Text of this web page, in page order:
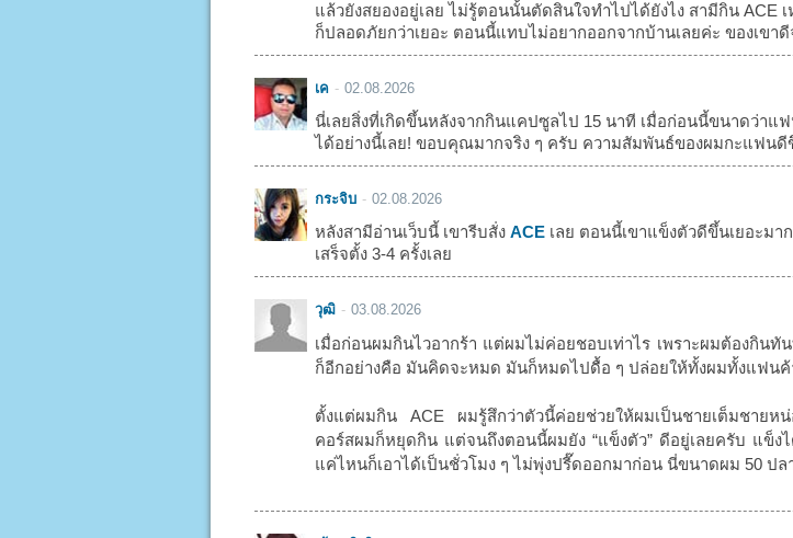
แล้วยังสยองอยู่เลย ไม่รู้ตอนนั้นตัดสินใจทำไปได้ยังไง สามีกิน ACE
ก็ปลอดภัยกว่าเยอะ ตอนนี้แทบไม่อยากออกจากบ้านเลยค่ะ ของเขาดี
เค 02.08.2026
นี่เลยสิ่งที่เกิดขึ้นหลังจากกินแคปซูลไป 15 นาที เมื่อก่อนนี้ขนาดว่าแ
ได้อย่างนี้เลย! ขอบคุณมากจริง ๆ ครับ ความสัมพันธ์ของผมกะแฟนดี
กระจิบ 02.08.2026
หลังสามีอ่านเว็บนี้ เขารีบสั่ง ACEเลย ตอนนี้เขาแข็งตัวดีขึ้นเยอะมา
เสร็จตั้ง 3-4 ครั้งเลย
วุฒิ 03.08.2026
เมื่อก่อนผมกินไวอากร้า แต่ผมไม่ค่อยชอบเท่าไร เพราะผมต้องกินทั
ก็อีกอย่างคือ มันคิดจะหมด มันก็หมดไปดื้อ ๆ ปล่อยให้ทั้งผมทั้งแฟนค้
ตั้งแต่ผมกิน ACE ผมรู้สึกว่าตัวนี้ค่อยช่วยให้ผมเป็นชายเต็มชายห
คอร์สผมก็หยุดกิน แต่จนถึงตอนนี้ผมยัง “แข็งตัว” ดีอยู่เลยครับ แข็ง
แค่ไหนก็เอาได้เป็นชั่วโมง ๆ ไม่พุ่งปรี๊ดออกมาก่อน นี่ขนาดผม 50 ปล